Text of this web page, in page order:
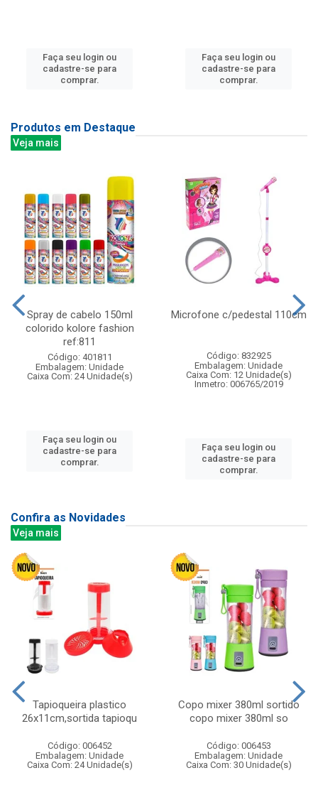
Faça seu login ou
cadastre-se para
comprar.
Faça seu login ou
cadastre-se para
comprar.
Produtos em Destaque
Veja mais
Spray de cabelo 150ml
colorido kolore fashion
ref:811
Código: 401811
Embalagem: Unidade
Caixa Com: 24 Unidade(s)
Faça seu login ou
cadastre-se para
comprar.
Microfone c/pedestal 110cm
Código: 832925
Embalagem: Unidade
Caixa Com: 12 Unidade(s)
Inmetro: 006765/2019
Faça seu login ou
cadastre-se para
comprar.
Confira as Novidades
Veja mais
Tapioqueira plastico
26x11cm,sortida tapioqu
Código: 006452
Embalagem: Unidade
Caixa Com: 24 Unidade(s)
Copo mixer 380ml sortido
copo mixer 380ml so
Código: 006453
Embalagem: Unidade
Caixa Com: 30 Unidade(s)